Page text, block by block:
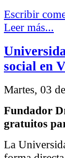
Escribir
Leer más...
social en
Martes, 03
Fundador
gratuitos
La